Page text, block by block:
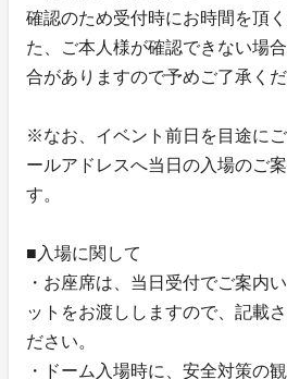
確認のため受付時にお時間を頂
た、ご本人様が確認できない場
合がありますので予めご了承くだ
※なお、イベント前日を目途に
ールアドレスへ当日の入場のご
す。
■入場に関して
・お座席は、当日受付でご案内
ットをお渡ししますので、記載
ださい。
・ドーム入場時に、安全対策の